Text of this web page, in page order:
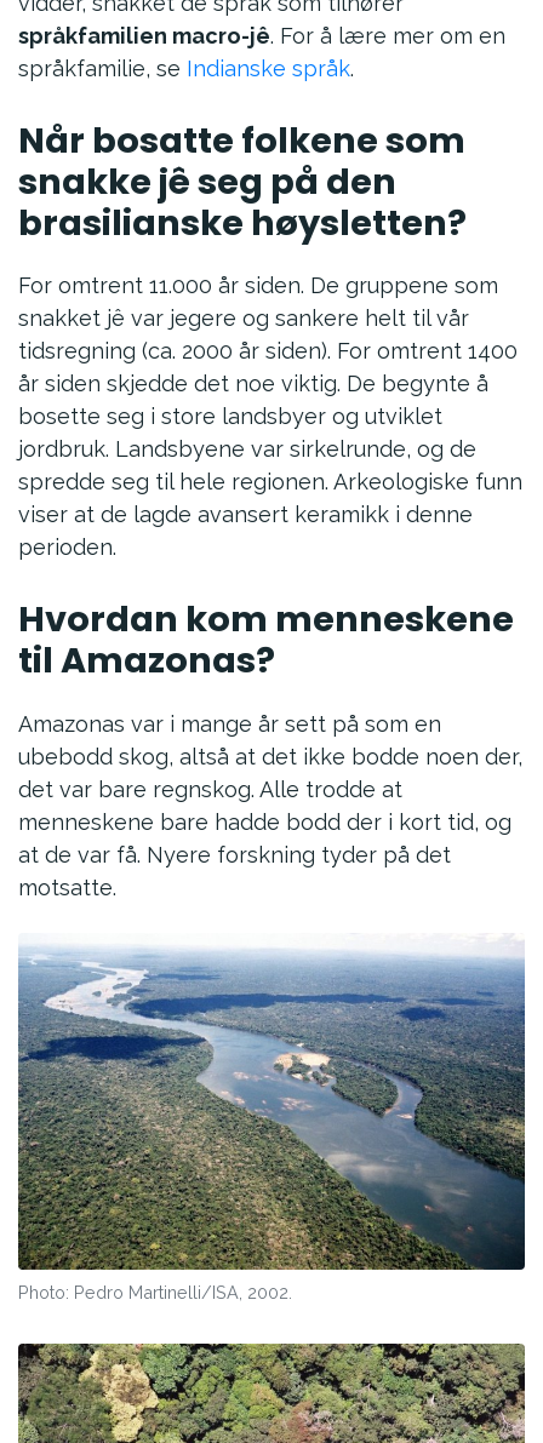
språkfamilien macro-jê. For å lære mer om en
språkfamilie, se Indianske språk.
Når bosatte folkene som
snakke jê seg på den
brasilianske høysletten?
For omtrent 11.000 år siden. De gruppene som
snakket jê var jegere og sankere helt til vår
tidsregning (ca. 2000 år siden). For omtrent 1400
år siden skjedde det noe viktig. De begynte å
bosette seg i store landsbyer og utviklet
jordbruk. Landsbyene var sirkelrunde, og de
spredde seg til hele regionen. Arkeologiske funn
viser at de lagde avansert keramikk i denne
perioden.
Hvordan kom menneskene
til Amazonas?
Amazonas var i mange år sett på som en
ubebodd skog, altså at det ikke bodde noen der,
det var bare regnskog. Alle trodde at
menneskene bare hadde bodd der i kort tid, og
at de var få. Nyere forskning tyder på det
motsatte.
Photo: Pedro Martinelli/ISA, 2002.